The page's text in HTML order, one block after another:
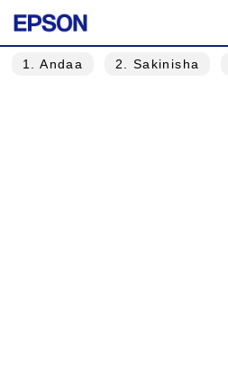
1 . Andaa 2 . Sakinisha